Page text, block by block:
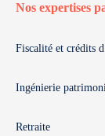
Nos expertises
Fiscalité et crédits
Ingénierie
Retraite